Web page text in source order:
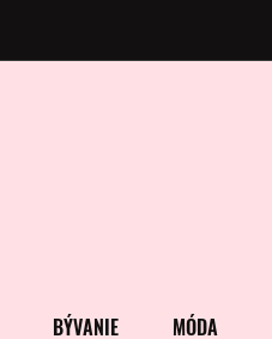
BÝVANIE MÓDA